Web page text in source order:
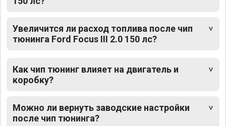
Увеличится ли расход топлива после чип
тюнинга Ford Focus III 2.0 150 лс?
Как чип тюнинг влияет на двигатель и
коробку?
Можно ли вернуть заводские настройки
после чип тюнинга?